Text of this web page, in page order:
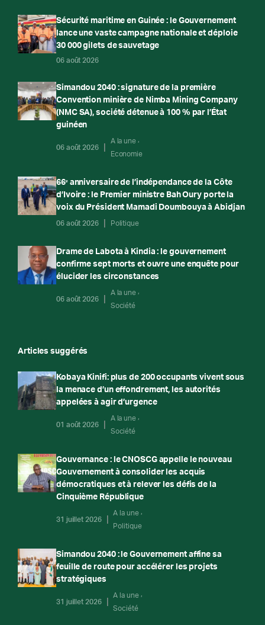
Sécurité maritime en Guinée : le Gouvernement
lance une vaste campagne nationale et déploie
30 000 gilets de sauvetage
06 août 2026
Simandou 2040 : signature de la première
Convention minière de Nimba Mining Company
(NMC SA), société détenue à 100 % par l’État
guinéen
06 août 2026
A la une
Economie
66ᵉ anniversaire de l’indépendance de la Côte
d’Ivoire : le Premier ministre Bah Oury porte la
voix du Président Mamadi Doumbouya à Abidjan
06 août 2026 Politique
Drame de Labota à Kindia : le gouvernement
confirme sept morts et ouvre une enquête pour
élucider les circonstances
06 août 2026
A la une
Société
Articles suggérés
Kobaya Kinifi: plus de 200 occupants vivent sous
la menace d’un effondrement, les autorités
appelées à agir d’urgence
01 août 2026
A la une
Société
Gouvernance : le CNOSCG appelle le nouveau
Gouvernement à consolider les acquis
démocratiques et à relever les défis de la
Cinquième République
31 juillet 2026
A la une
Politique
Simandou 2040 : le Gouvernement affine sa
feuille de route pour accélérer les projets
stratégiques
31 juillet 2026
A la une
Société